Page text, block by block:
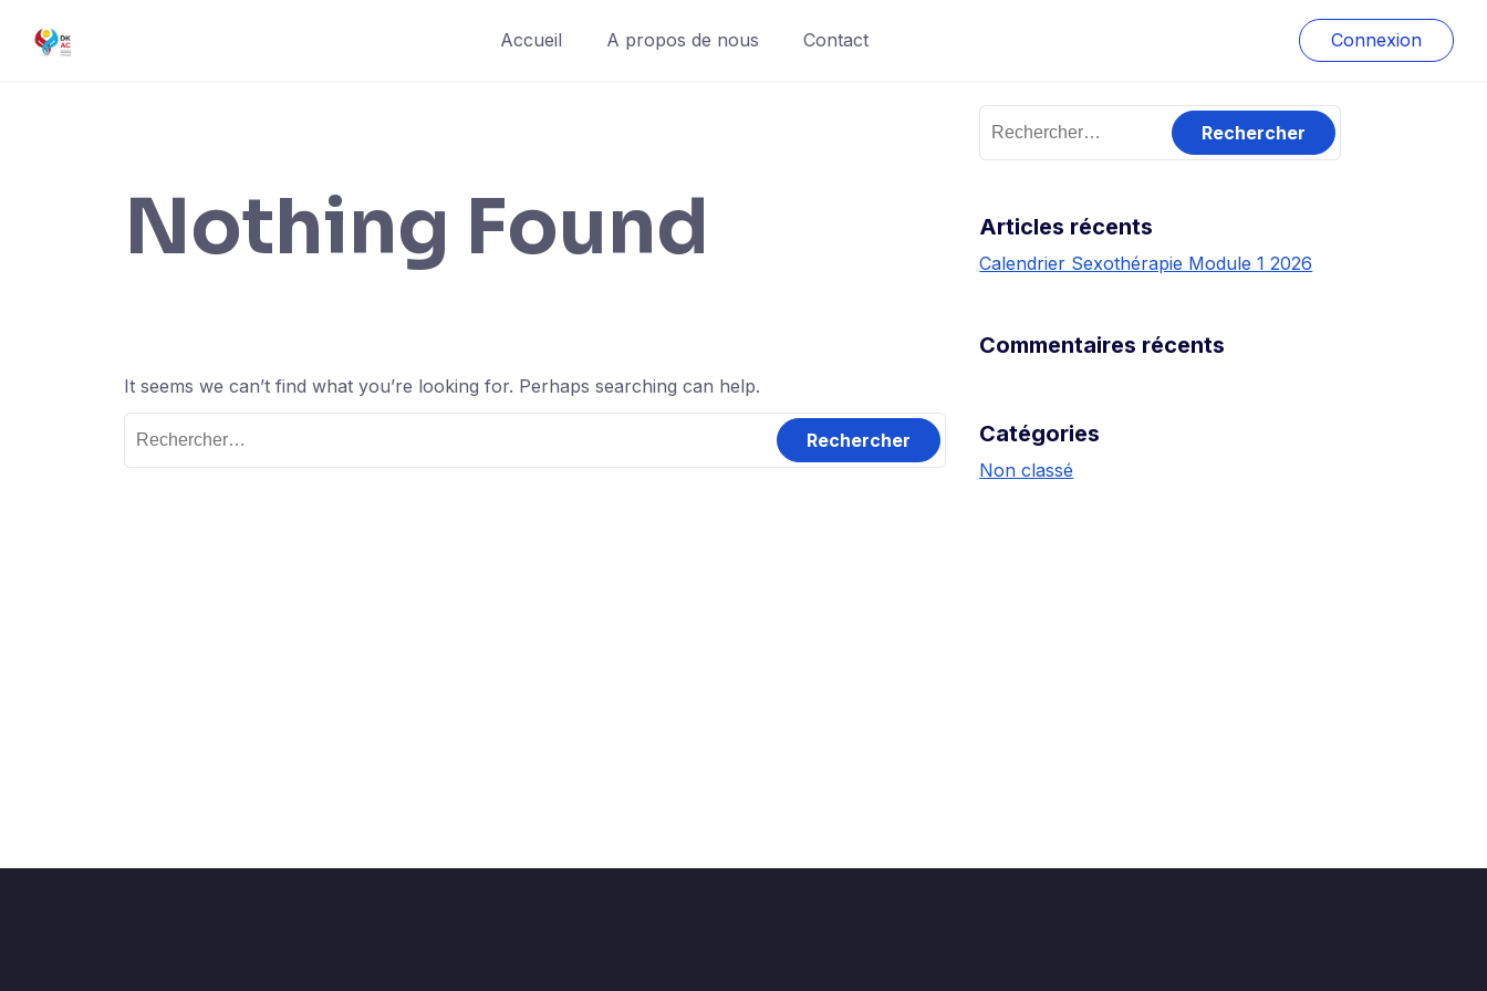
Accueil A propos de nous Contact Connexion
Nothing Found
It seems we can’t find what you’re looking for. Perhaps searching can help.
Articles récents
Calendrier Sexothérapie Module 1 2026
Commentaires récents
Catégories
Non classé